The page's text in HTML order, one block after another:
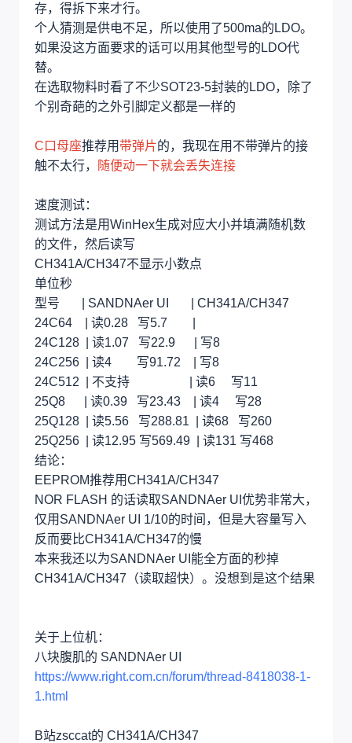
存，得拆下来才行。
个人猜测是供电不足，所以使用了500ma的LDO。
如果没这方面要求的话可以用其他型号的LDO代
替。
在选取物料时看了不少SOT23-5封装的LDO，除了
个别奇葩的之外引脚定义都是一样的
C口母座推荐用带弹片的，我现在用不带弹片的接
触不太行，
随便动一下就会丢失连接
速度测试：
测试方法是用WinHex生成对应大小并填满随机数
的文件，然后读写
CH341A/CH347不显示小数点
单位秒
型号 | SANDNAer UI | CH341A/CH347
24C64 | 读0.28 写5.7 |
24C128 | 读1.07 写22.9 | 写8
24C256 | 读4 写91.72 | 写8
24C512 | 不支持 | 读6 写11
25Q8 | 读0.39 写23.43 | 读4 写28
25Q128 | 读5.56 写288.81 | 读68 写260
25Q256 | 读12.95 写569.49 | 读131 写468
结论：
EEPROM推荐用CH341A/CH347
NOR FLASH 的话读取SANDNAer UI优势非常大，
仅用SANDNAer UI 1/10的时间，但是大容量写入
反而要比CH341A/CH347的慢
本来我还以为SANDNAer UI能全方面的秒掉
CH341A/CH347（读取超快）。没想到是这个结果
关于上位机：
八块腹肌的 SANDNAer UI
https://www.right.com.cn/forum/thread-8418038-1-
1.html
B站zsccat的 CH341A/CH347